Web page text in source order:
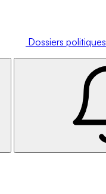
Dossiers politiques